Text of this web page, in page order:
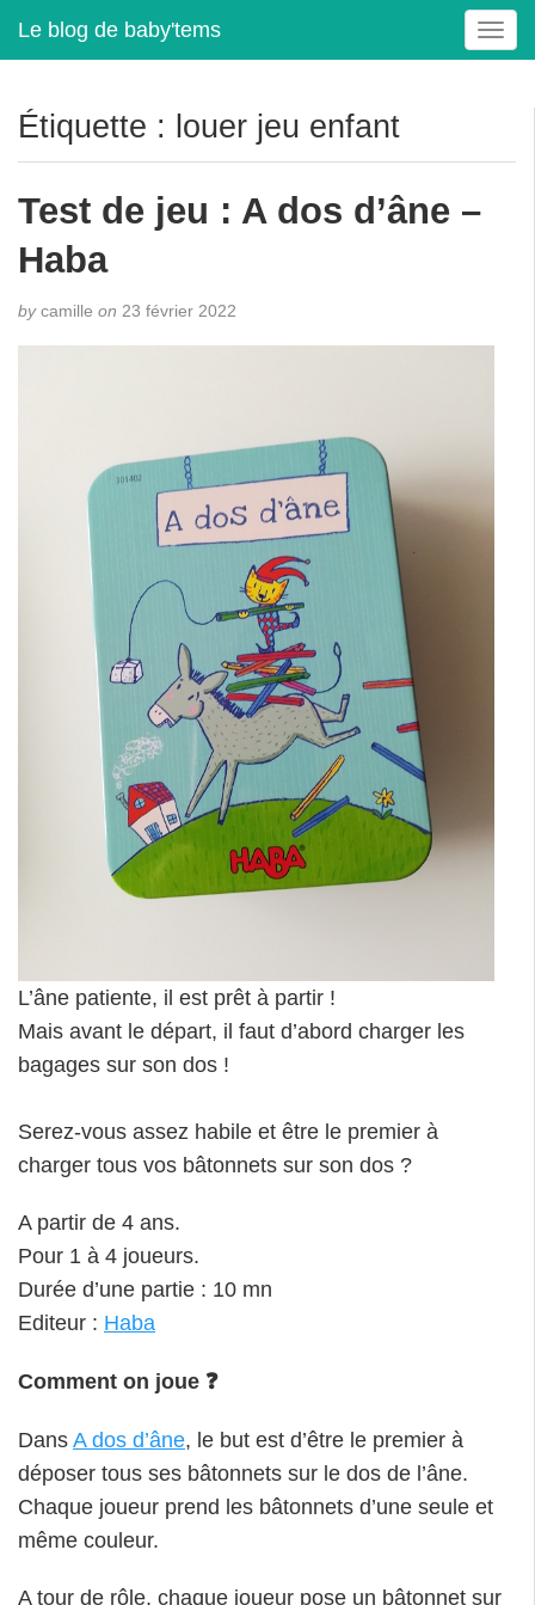
Le blog de baby'tems
T
o
e
t
Étiquette : louer jeu enfant
Test de jeu : A dos d’âne –
Haba
bycamille on 23 février 2022
L’âne patiente, il est prêt à partir !
Mais avant le départ, il faut d’abord charger les
bagages sur son dos !
Serez-vous assez habile et être le premier à
charger tous vos bâtonnets sur son dos ?
A partir de 4 ans.
Pour 1 à 4 joueurs.
Durée d’une partie : 10 mn
Editeur : Haba
Comment on joue ❓
Dans A dos d’âne, le but est d’être le premier à
déposer tous ses bâtonnets sur le dos de l’âne.
Chaque joueur prend les bâtonnets d’une seule et
même couleur.
A tour de rôle, chaque joueur pose un bâtonnet sur